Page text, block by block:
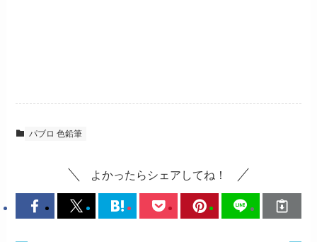
パブロ 色鉛筆
よかったらシェアしてね！